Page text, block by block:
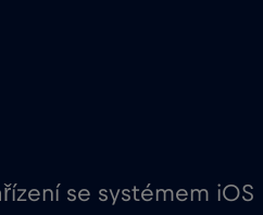
se systémem iOS